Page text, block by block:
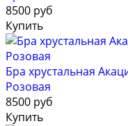
8500 руб
Купить
Бра хрустальная
Розовая
8500 руб
Купить